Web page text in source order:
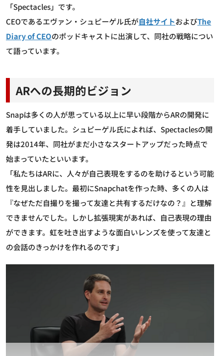
「Spectacles」です。
CEOであるエヴァン・シュピーゲル氏が自社サイトおよびThe
Diary of CEOのポッドキャストに出演して、同社の戦略につい
て語っています。
ARへの長期的ビジョン
Snapは多くの人が思っている以上に早い段階からARの開発に
着手していました。シュピーゲル氏によれば、Spectaclesの開
発は2014年、同社がまだ小さなスタートアップだった時点で
始まっていたといいます。
「私たちはARに、人々が自己表現をするのを助けるという可能
性を見出しました。最初にSnapchatを作った時、多くの人は
『なぜただ自撮りを撮って友達と共有するだけなの？』と理解
できませんでした。しかし拡張現実があれば、自己表現の理由
ができます。虹を吐き出すような面白いレンズを使って友達と
の会話のきっかけを作れるのです」